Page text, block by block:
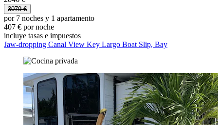
3079 €
por 7 noches y 1 apartamento
407 € por noche
incluye tasas e impuestos
Jaw-dropping Canal View Key Largo Boat Slip, Bay